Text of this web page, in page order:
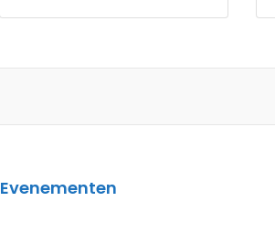
Evenementen